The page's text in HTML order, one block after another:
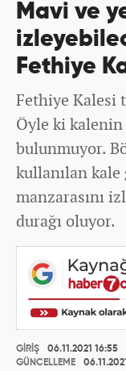
Mavi ve
Fethiye
Fethiye Kalesi
Öyle ki kalenin
bulunmuyor.
kullanılan
manzarasını
durağı oluyor.
GİRİŞ
06.11.2021 16:55
GÜNCELLEME